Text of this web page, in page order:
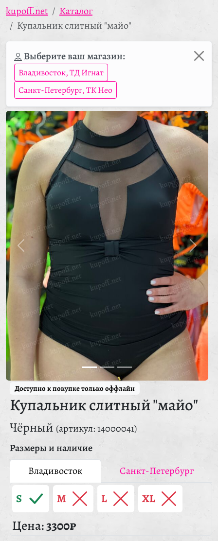
kupoff.net
Каталог
Купальник слитный "майо"
Выберите ваш магазин:
Владивосток, ТД Игнат
Санкт-Петербург, ТК Нео
Доступно к покупке только оффлайн
Купальник слитный "майо"
Чёрный (артикул: 14000041)
Размеры и наличие
Владивосток
Санкт-Петербург
S M L XL
Цена:3300₽